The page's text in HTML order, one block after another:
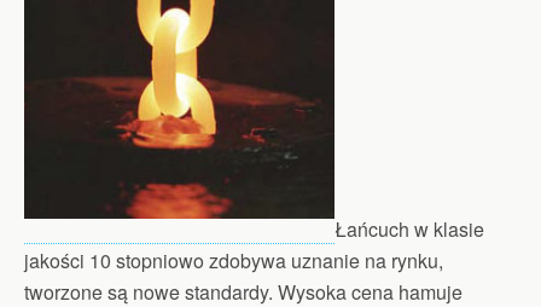
Łańcuch w klasie
jakości 10 stopniowo zdobywa uznanie na rynku,
tworzone są nowe standardy. Wysoka cena hamuje